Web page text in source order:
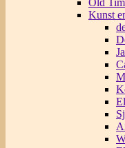
Old
Kunst